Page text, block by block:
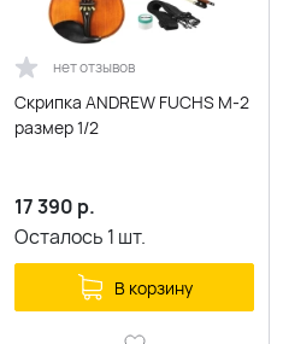
нет отзывов
Скрипка ANDREW FUCHS M-2
размер 1/2
17 390 р.
Осталось 1 шт.
В корзину